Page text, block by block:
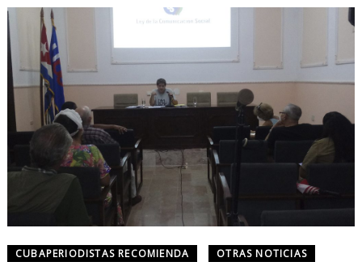
CUBAPERIODISTAS RECOMIENDA OTRAS NOTICIAS